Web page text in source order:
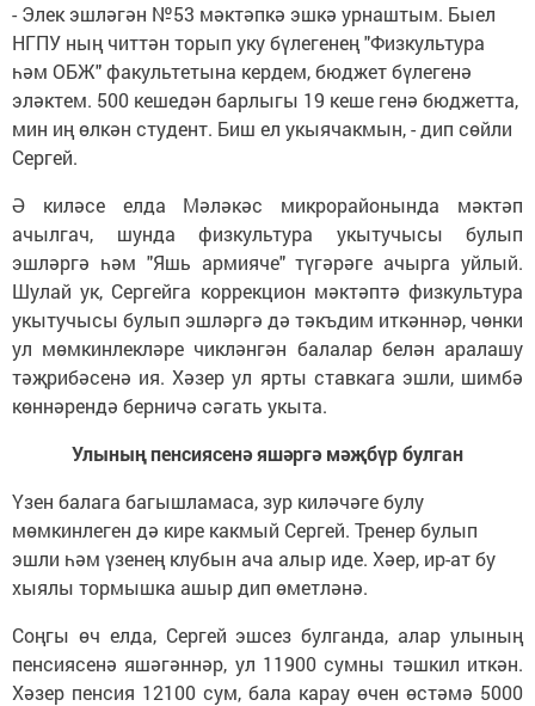
- Элек эшләгән №53 мәктәпкә эшкә урнаштым. Быел
НГПУ ның читтән торып уку бүлегенең "Физкультура
һәм ОБЖ" факультетына кердем, бюджет бүлегенә
эләктем. 500 кешедән барлыгы 19 кеше генә бюджетта,
мин иң өлкән студент. Биш ел укыячакмын, - дип сөйли
Сергей.
Ә киләсе елда Мәләкәс микрорайонында мәктәп
ачылгач, шунда физкультура укытучысы булып
эшләргә һәм "Яшь армияче" түгәрәге ачырга уйлый.
Шулай ук, Сергейга коррекцион мәктәптә физкультура
укытучысы булып эшләргә дә тәкъдим иткәннәр, чөнки
ул мөмкинлекләре чикләнгән балалар белән аралашу
тәҗрибәсенә ия. Хәзер ул ярты ставкага эшли, шимбә
көннәрендә берничә сәгать укыта.
Улының пенсиясенә яшәргә мәҗбүр булган
Үзен балага багышламаса, зур киләчәге булу
мөмкинлеген дә кире какмый Сергей. Тренер булып
эшли һәм үзенең клубын ача алыр иде. Хәер, ир-ат бу
хыялы тормышка ашыр дип өметләнә.
Соңгы өч елда, Сергей эшсез булганда, алар улының
пенсиясенә яшәгәннәр, ул 11900 сумны тәшкил иткән.
Хәзер пенсия 12100 сум, бала карау өчен өстәмә 5000